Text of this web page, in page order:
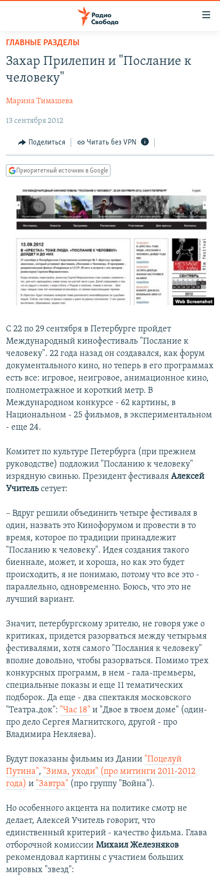
упрощенного
доступа
основному
Вернутся
главной
навигации
Вернутся
поиску
ПОДКАСТЫ
АВТОРСКИЕ ПРОЕКТЫ
ЦИТАТЫ СВОБОДЫ
МНЕНИЯ
КУЛЬТУРА
IDEL.РЕАЛИИ
КАВКАЗ.РЕАЛИИ
СЕВЕР.РЕАЛИИ
СИБИРЬ.РЕАЛИИ
РАСПИСАНИЕ ВЕЩАНИЯ
ПОДПИШИТЕСЬ НА РАССЫЛКУ
СОЦИАЛЬНЫЕ СЕТИ
Все сайты РСЕ/РС
ГЛАВНЫЕ РАЗДЕЛЫ
Захар Прилепин и "Послание к
человеку"
Марина Тимашева
13 сентября 2012
Поделиться Читать без VPN
Приоритетный источник в Google
С 22 по 29 сентября в Петербурге пройдет
Международный кинофестиваль "Послание к
человеку". 22 года назад он создавался, как форум
документального кино, но теперь в его программах
есть все: игровое, неигровое, анимационное кино,
полнометражное и короткий метр. В
Международном конкурсе - 62 картины, в
Национальном - 25 фильмов, в экспериментальном
- еще 24.
Комитет по культуре Петербурга (при прежнем
руководстве) подложил "Посланию к человеку"
изрядную свинью. Президент фестиваля Алексей
Учитель сетует:
– Вдруг решили объединить четыре фестиваля в
один, назвать это Кинофорумом и провести в то
время, которое по традиции принадлежит
"Посланию к человеку". Идея создания такого
биеннале, может, и хороша, но как это будет
происходить, я не понимаю, потому что все это -
параллельно, одновременно. Боюсь, что это не
лучший вариант.
Значит, петербургскому зрителю, не говоря уже о
критиках, придется разорваться между четырьмя
фестивалями, хотя самого "Послания к человеку"
вполне довольно, чтобы разорваться. Помимо трех
конкурсных программ, в нем - гала-премьеры,
специальные показы и еще 11 тематических
подборок. Да еще - два спектакля московского
"Театра.док": "Час 18" и "Двое в твоем доме" (один-
про дело Сергея Магнитского, другой - про
Владимира Некляева).
Будут показаны фильмы из Дании "Поцелуй
Путина", "Зима, уходи" (про митинги 2011-2012
года) и "Завтра" (про группу "Война").
Но особенного акцента на политике смотр не
делает, Алексей Учитель говорит, что
единственный критерий - качество фильма. Глава
отборочной комиссии Михаил Железняков
рекомендовал картины с участием больших
мировых "звезд":